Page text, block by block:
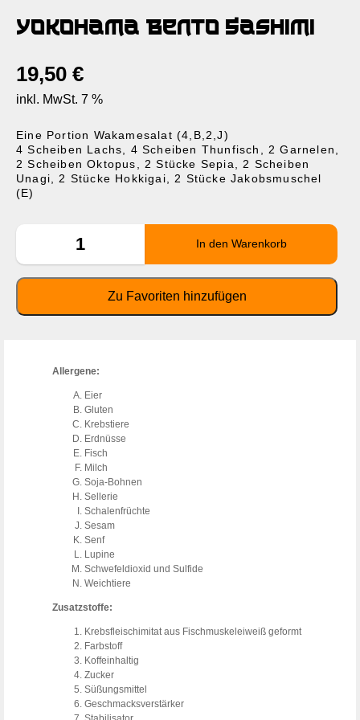
Yokohama Bento Sashimi
19,50 €
inkl. MwSt. 7 %
Eine Portion Wakamesalat (4,B,2,J)
4 Scheiben Lachs, 4 Scheiben Thunfisch, 2 Garnelen,
2 Scheiben Oktopus, 2 Stücke Sepia, 2 Scheiben
Unagi, 2 Stücke Hokkigai, 2 Stücke Jakobsmuschel
(E)
Allergene:
Eier
Gluten
Krebstiere
Erdnüsse
Fisch
Milch
Soja-Bohnen
Sellerie
Schalenfrüchte
Sesam
Senf
Lupine
Schwefeldioxid und Sulfide
Weichtiere
Zusatzstoffe:
Krebsfleischimitat aus Fischmuskeleiweiß geformt
Farbstoff
Koffeinhaltig
Zucker
Süßungsmittel
Geschmacksverstärker